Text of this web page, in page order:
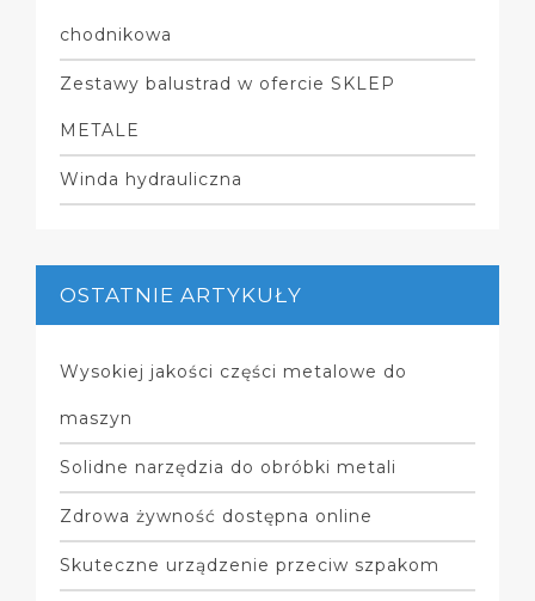
chodnikowa
Zestawy balustrad w ofercie SKLEP
METALE
Winda hydrauliczna
OSTATNIE ARTYKUŁY
Wysokiej jakości części metalowe do
maszyn
Solidne narzędzia do obróbki metali
Zdrowa żywność dostępna online
Skuteczne urządzenie przeciw szpakom